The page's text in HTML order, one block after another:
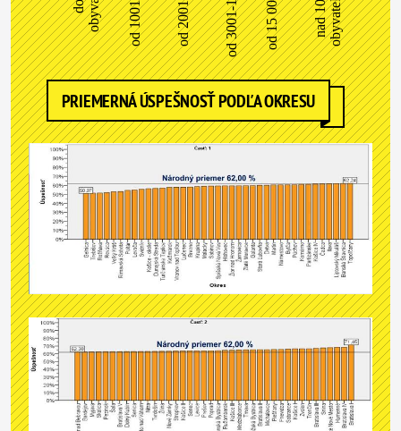
PRIEMERNÁ ÚSPEŠNOSŤ PODĽA OKRESU